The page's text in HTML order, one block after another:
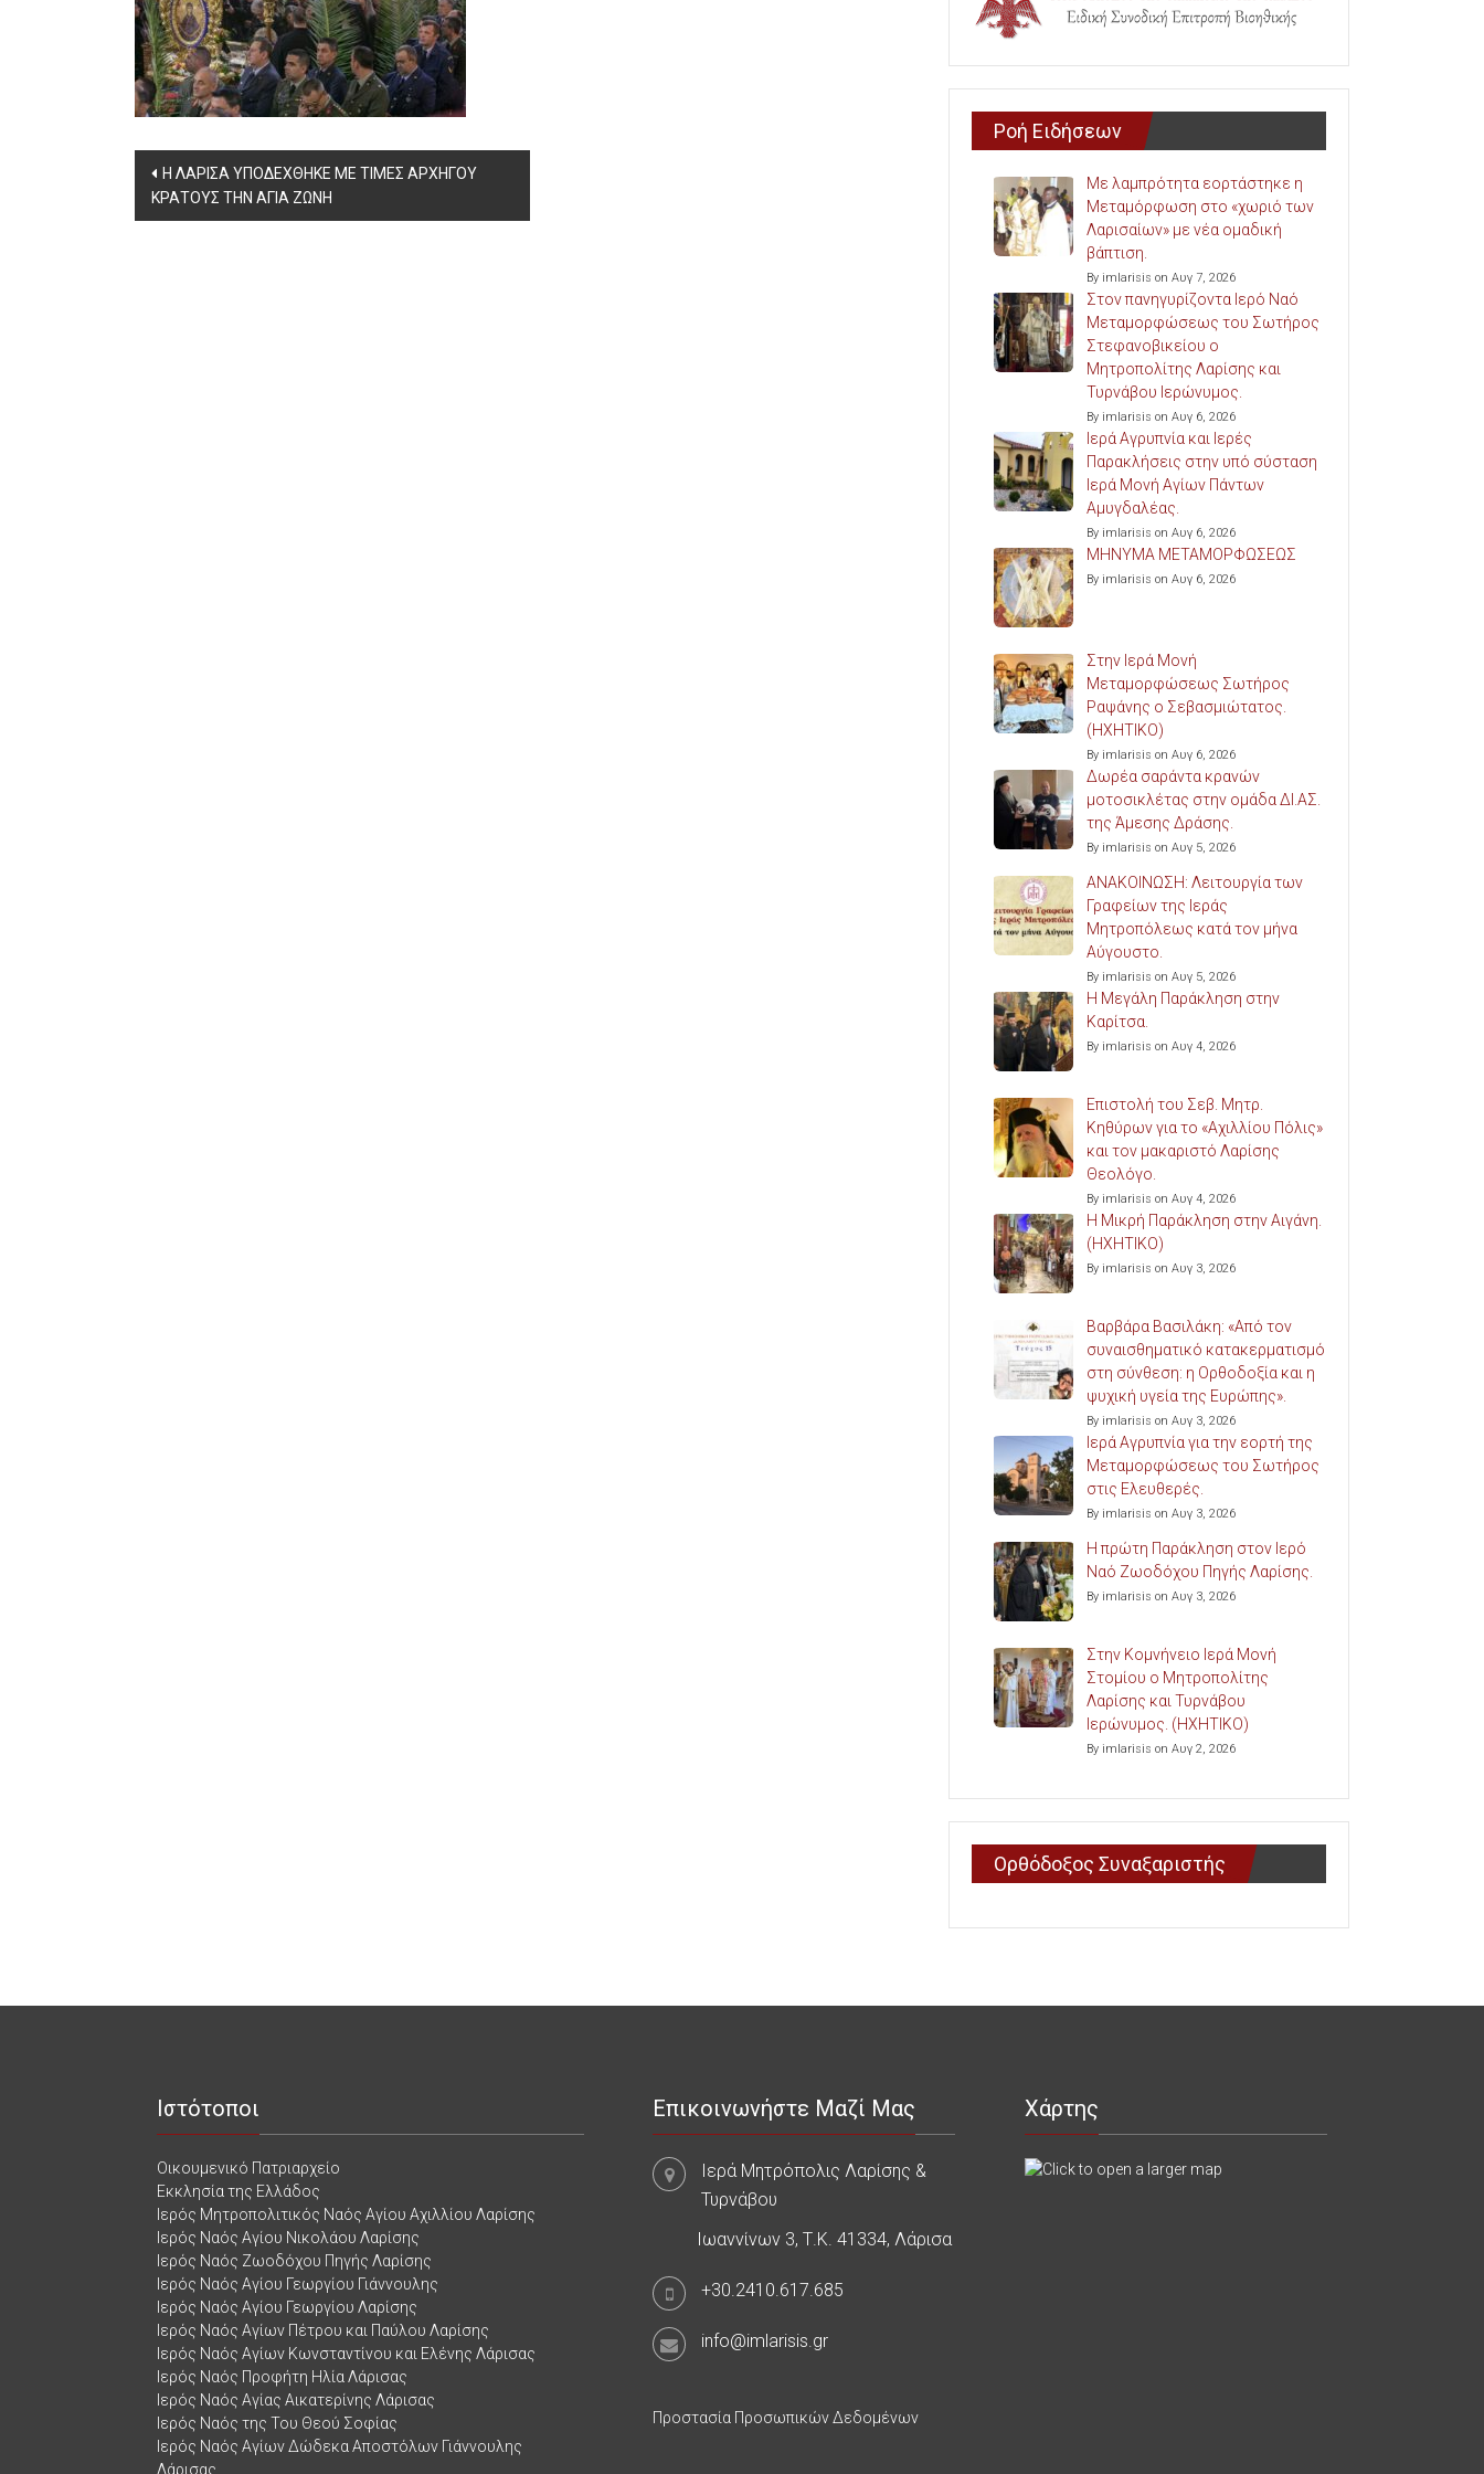
Post
navigation
Η ΛΑΡΙΣΑ ΥΠΟΔΕΧΘΗΚΕ ΜΕ ΤΙΜΕΣ ΑΡΧΗΓΟΥ
ΚΡΑΤΟΥΣ ΤΗΝ ΑΓΙΑ ΖΩΝΗ
Ροή Ειδήσεων
Με λαμπρότητα εορτάστηκε η
Μεταμόρφωση στο «χωριό των
Λαρισαίων» με νέα ομαδική
βάπτιση.
By imlarisis on Αυγ 7, 2026
Στον πανηγυρίζοντα Ιερό Ναό
Μεταμορφώσεως του Σωτήρος
Στεφανοβικείου ο
Μητροπολίτης Λαρίσης και
Τυρνάβου Ιερώνυμος.
By imlarisis on Αυγ 6, 2026
Ιερά Αγρυπνία και Ιερές
Παρακλήσεις στην υπό σύσταση
Ιερά Μονή Αγίων Πάντων
Αμυγδαλέας.
By imlarisis on Αυγ 6, 2026
ΜΗΝΥΜΑ ΜΕΤΑΜΟΡΦΩΣΕΩΣ
By imlarisis on Αυγ 6, 2026
Στην Ιερά Μονή
Μεταμορφώσεως Σωτήρος
Ραψάνης ο Σεβασμιώτατος.
(ΗΧΗΤΙΚΟ)
By imlarisis on Αυγ 6, 2026
Δωρέα σαράντα κρανών
μοτοσικλέτας στην ομάδα ΔΙ.ΑΣ.
της Άμεσης Δράσης.
By imlarisis on Αυγ 5, 2026
ΑΝΑΚΟΙΝΩΣΗ: Λειτουργία των
Γραφείων της Ιεράς
Μητροπόλεως κατά τον μήνα
Αύγουστο.
By imlarisis on Αυγ 5, 2026
Η Μεγάλη Παράκληση στην
Καρίτσα.
By imlarisis on Αυγ 4, 2026
Επιστολή του Σεβ. Μητρ.
Κηθύρων για το «Αχιλλίου Πόλις»
και τον μακαριστό Λαρίσης
Θεολόγο.
By imlarisis on Αυγ 4, 2026
Η Μικρή Παράκληση στην Αιγάνη.
(ΗΧΗΤΙΚΟ)
By imlarisis on Αυγ 3, 2026
Βαρβάρα Βασιλάκη: «Από τον
συναισθηματικό κατακερματισμό
στη σύνθεση: η Ορθοδοξία και η
ψυχική υγεία της Ευρώπης».
By imlarisis on Αυγ 3, 2026
Ιερά Αγρυπνία για την εορτή της
Μεταμορφώσεως του Σωτήρος
στις Ελευθερές.
By imlarisis on Αυγ 3, 2026
Η πρώτη Παράκληση στον Ιερό
Ναό Ζωοδόχου Πηγής Λαρίσης.
By imlarisis on Αυγ 3, 2026
Στην Κομνήνειο Ιερά Μονή
Στομίου ο Μητροπολίτης
Λαρίσης και Τυρνάβου
Ιερώνυμος. (ΗΧΗΤΙΚΟ)
By imlarisis on Αυγ 2, 2026
Ορθόδοξος Συναξαριστής
Ιστότοποι
Οικουμενικό Πατριαρχείο
Εκκλησία της Ελλάδος
Ιερός Μητροπολιτικός Ναός Αγίου Αχιλλίου Λαρίσης
Ιερός Ναός Αγίου Νικολάου Λαρίσης
Ιερός Ναός Ζωοδόχου Πηγής Λαρίσης
Ιερός Ναός Αγίου Γεωργίου Γιάννουλης
Ιερός Ναός Αγίου Γεωργίου Λαρίσης
Ιερός Ναός Αγίων Πέτρου και Παύλου Λαρίσης
Ιερός Ναός Αγίων Κωνσταντίνου και Ελένης Λάρισας
Ιερός Ναός Προφήτη Ηλία Λάρισας
Ιερός Ναός Αγίας Αικατερίνης Λάρισας
Ιερός Ναός της Του Θεού Σοφίας
Ιερός Ναός Αγίων Δώδεκα Αποστόλων Γιάννουλης
Λάρισας
Επικοινωνήστε Μαζί Μας
Ιερά Μητρόπολις Λαρίσης &
Τυρνάβου
Ιωαννίνων 3, Τ.Κ. 41334, Λάρισα
+30.2410.617.685
info@imlarisis.gr
Προστασία Προσωπικών Δεδομένων
Χάρτης